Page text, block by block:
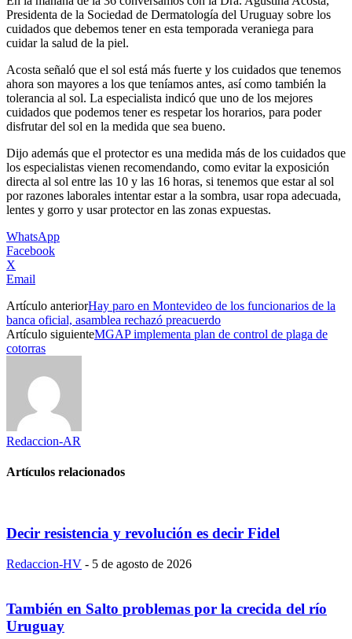
Presidenta de la Sociedad de Dermatología del Uruguay sobre los
cuidados que debemos tener en esta temporada veraniega para
cuidar la salud de la piel.
Acosta señaló que el sol está más fuerte y los cuidados que tenemos
ahora son mayores a los que teníamos antes, así como también la
tolerancia al sol. La especialista indicó que uno de los mejores
cuidados que podemos tener es respetar los horarios, para poder
disfrutar del sol en la medida que sea bueno.
Dijo además que el protector es una medida más de los cuidados que
los especialistas vienen recomendando, como evitar la exposición
directa al sol entre las 10 y las 16 horas, si tenemos que estar al sol
por razones laborales intentar estar a la sombra, usar ropa adecuada,
lentes y gorro y usar protector en las zonas expuestas.
WhatsApp
Facebook
X
Email
Artículo anteriorHay paro en Montevideo de los funcionarios de la
banca oficial, asamblea rechazó preacuerdo
Artículo siguienteMGAP implementa plan de control de plaga de
cotorras
Redaccion-AR
Artículos relacionados
Decir resistencia y revolución es decir Fidel
Redaccion-HV - 5 de agosto de 2026
También en Salto problemas por la crecida del río
Uruguay